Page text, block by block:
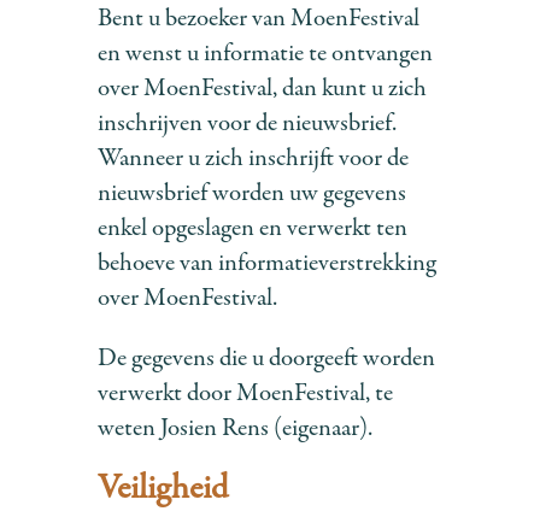
Bent u bezoeker van MoenFestival
en wenst u informatie te ontvangen
over MoenFestival, dan kunt u zich
inschrijven voor de nieuwsbrief.
Wanneer u zich inschrijft voor de
nieuwsbrief worden uw gegevens
enkel opgeslagen en verwerkt ten
behoeve van informatieverstrekking
over MoenFestival.
De gegevens die u doorgeeft worden
verwerkt door MoenFestival, te
weten Josien Rens (eigenaar).
Veiligheid